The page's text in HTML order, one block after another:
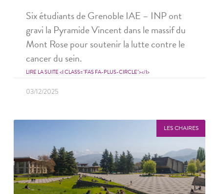
Six étudiants de Grenoble IAE – INP ont
gravi la Pyramide Vincent dans le massif du
Mont Rose pour soutenir la lutte contre le
cancer du sein.
LIRE LA SUITE <I CLASS="FAS FA-PLUS-CIRCLE"></I>
03/12/2025
LES CHAIRES